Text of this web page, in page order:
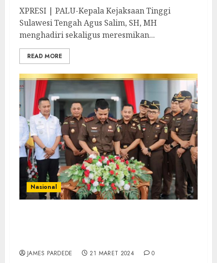
XPRESI | PALU-Kepala Kejaksaan Tinggi
Sulawesi Tengah Agus Salim, SH, MH
menghadiri sekaligus meresmikan...
READ MORE
Nasional
JAMES PARDEDE 21 MARET 2024 0